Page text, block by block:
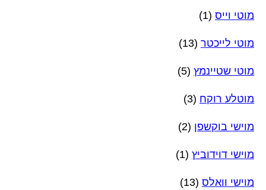
מוטי וייס (1)
מוטי לייכטר (13)
מוטי שטיינמץ (5)
מוטלע רוקח (3)
מוישי בוקשפן (2)
מוישי דוידוביץ (1)
מוישי וואלס (13)